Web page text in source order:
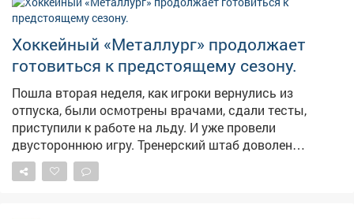
Хоккейный «Металлург» продолжает
готовиться к предстоящему сезону.
Пошла вторая неделя, как игроки вернулись из
отпуска, были осмотрены врачами, сдали тесты,
приступили к работе на льду. И уже провели
двустороннюю игру. Тренерский штаб доволен
отношением хоккеистов к работе и тем состоянием, в
каком они подошли к сборам. Состав команды